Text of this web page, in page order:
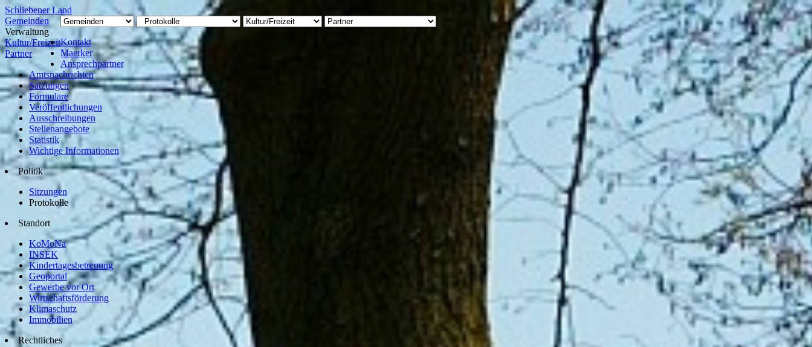
Schliebener Land
Gemeinden
Verwaltung
Kultur/Freizeit
Partner
Kontakt
Maerker
Ansprechpartner
Amtsnachrichten
Satzungen
Formulare
Veröffentlichungen
Ausschreibungen
Stellenangebote
Statistik
Wichtige Informationen
Politik
Sitzungen
Protokolle
Standort
KoMoNa
INSEK
Kindertagesbetreuung
Geoportal
Gewerbe vor Ort
Wirtschaftsförderung
Klimaschutz
Immobilien
Rechtliches